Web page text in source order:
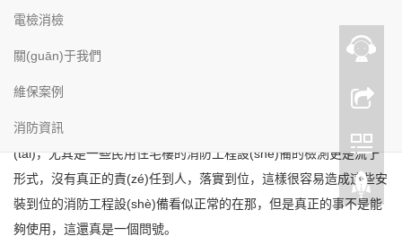
電檢消檢
關(guān)于我們
維保案例
消防資訊
(zhí)行了，由于目前的城市發(fā)進程非常的快，不管是大大小小的
樓宇都聚集中大量的人員，而作為消防工程設(shè)備就是在應
就是救命的稻草，但是這種設(shè)備有是長期的處于閑置狀態
(tài)，尤其是一些民用住宅樓的消防工程設(shè)備的檢測更是流于
形式，沒有真正的責(zé)任到人，落實到位，這樣很容易造成這些安
裝到位的消防工程設(shè)備看似正常的在那，但是真正的事不是能
夠使用，這還真是一個問號。